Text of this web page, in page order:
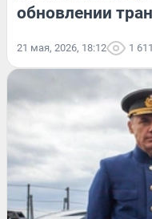
обновлении
21 мая, 2026, 18:12 1 611